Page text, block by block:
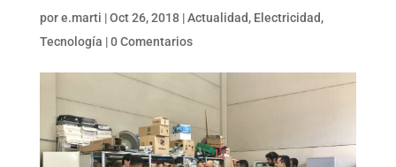
pore.marti |Oct 26, 2018|Actualidad, Electricidad,
Tecnología |0 Comentarios